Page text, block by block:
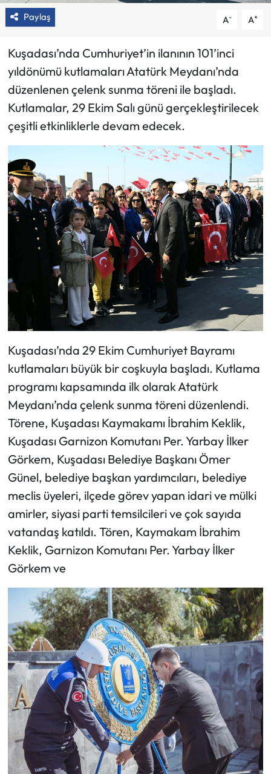
Paylaş A- A+
Kuşadası’nda Cumhuriyet’in ilanının 101’inci
yıldönümü kutlamaları Atatürk Meydanı’nda
düzenlenen çelenk sunma töreni ile başladı.
Kutlamalar, 29 Ekim Salı günü gerçekleştirilecek
çeşitli etkinliklerle devam edecek.
Kuşadası’nda 29 Ekim Cumhuriyet Bayramı
kutlamaları büyük bir coşkuyla başladı. Kutlama
programı kapsamında ilk olarak Atatürk
Meydanı’nda çelenk sunma töreni düzenlendi.
Törene, Kuşadası Kaymakamı İbrahim Keklik,
Kuşadası Garnizon Komutanı Per. Yarbay İlker
Görkem, Kuşadası Belediye Başkanı Ömer
Günel, belediye başkan yardımcıları, belediye
meclis üyeleri, ilçede görev yapan idari ve mülki
amirler, siyasi parti temsilcileri ve çok sayıda
vatandaş katıldı. Tören, Kaymakam İbrahim
Keklik, Garnizon Komutanı Per. Yarbay İlker
Görkem ve